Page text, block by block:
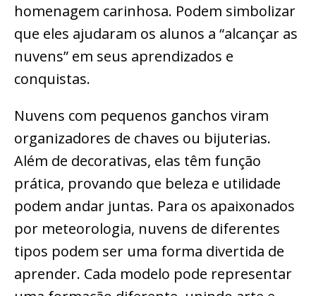
homenagem carinhosa. Podem simbolizar
que eles ajudaram os alunos a “alcançar as
nuvens” em seus aprendizados e
conquistas.
Nuvens com pequenos ganchos viram
organizadores de chaves ou bijuterias.
Além de decorativas, elas têm função
prática, provando que beleza e utilidade
podem andar juntas. Para os apaixonados
por meteorologia, nuvens de diferentes
tipos podem ser uma forma divertida de
aprender. Cada modelo pode representar